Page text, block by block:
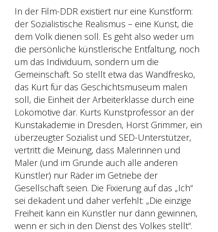
In der Film-DDR existiert nur eine Kunstform:
der Sozialistische Realismus – eine Kunst, die
dem Volk dienen soll. Es geht also weder um
die persönliche künstlerische Entfaltung, noch
um das Individuum, sondern um die
Gemeinschaft. So stellt etwa das Wandfresko,
das Kurt für das Geschichtsmuseum malen
soll, die Einheit der Arbeiterklasse durch eine
Lokomotive dar. Kurts Kunstprofessor an der
Kunstakademie in Dresden, Horst Grimmer, ein
überzeugter Sozialist und SED-Unterstützer,
vertritt die Meinung, dass Malerinnen und
Maler (und im Grunde auch alle anderen
Künstler) nur Räder im Getriebe der
Gesellschaft seien. Die Fixierung auf das „Ich“
sei dekadent und daher verfehlt: „Die einzige
Freiheit kann ein Künstler nur dann gewinnen,
wenn er sich in den Dienst des Volkes stellt“.